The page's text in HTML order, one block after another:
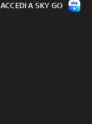
ACCEDI A SKY GO